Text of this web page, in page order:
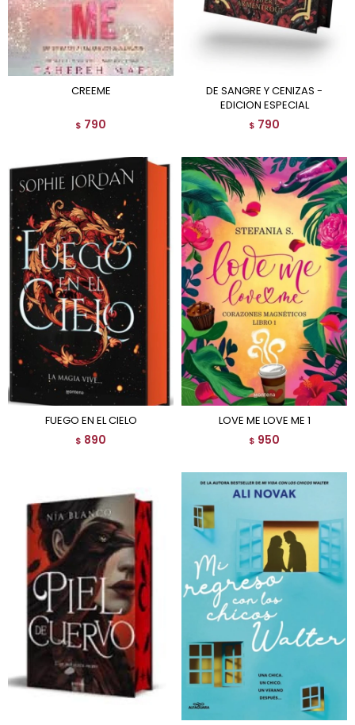
CREEME
$ 790
DE SANGRE Y CENIZAS -
EDICION ESPECIAL
$ 790
FUEGO EN EL CIELO
$ 890
LOVE ME LOVE ME 1
$ 950